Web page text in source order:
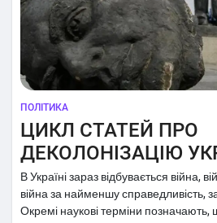
ПОЛІТИКА
ЦИКЛ СТАТЕЙ ПРО
ДЕКОЛОНІЗАЦІЮ
В Україні зараз відбувається війна,
війна за найменшу справедливість,
Окремі наукові терміни позначають,